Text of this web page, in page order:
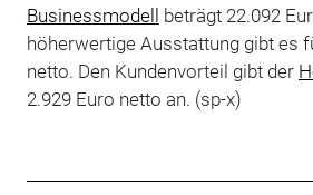
Businessmodell beträgt 22.092
höherwertige Ausstattung gibt es
netto. Den Kundenvorteil gibt der
2.929 Euro netto an. (sp-x)